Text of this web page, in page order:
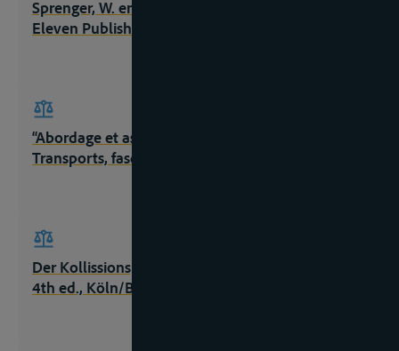
Sprenger, W. en Stevens, F. (ed.), Den Haag,
Eleven Publishing, 2020, 307-325
“Abordage et assistance” in J.Cl.Com., Bd. 5,
Transports, fasc. 825, losbladig, stand 9.9.1995;
Der Kollissionsprozess in der Binnenschiffahrt,
4th ed., Köln/Berlin/Bonn/München, 1971, 48 e.v.